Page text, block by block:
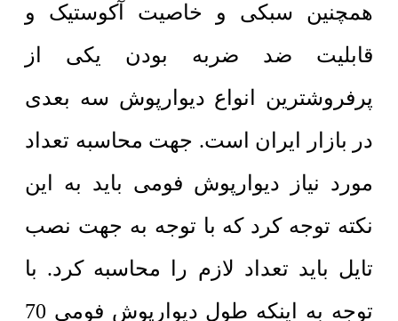
همچنین سبکی و خاصیت آکوستیک و
قابلیت ضد ضربه بودن یکی از
پرفروشترین انواع دیوارپوش سه بعدی
در بازار ایران است. جهت محاسبه تعداد
مورد نیاز دیوارپوش فومی باید به این
نکته توجه کرد که با توجه به جهت نصب
تایل باید تعداد لازم را محاسبه کرد. با
توجه به اینکه طول دیوارپوش فومی 70